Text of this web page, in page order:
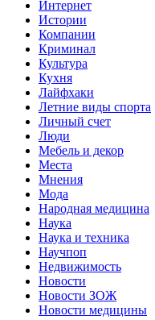
Интернет
Истории
Компании
Криминал
Культура
Кухня
Лайфхаки
Летние виды спорта
Личный счет
Люди
Мебель и декор
Места
Мнения
Мода
Народная медицина
Наука
Наука и техника
Научпоп
Недвижимость
Новости
Новости ЗОЖ
Новости медицины